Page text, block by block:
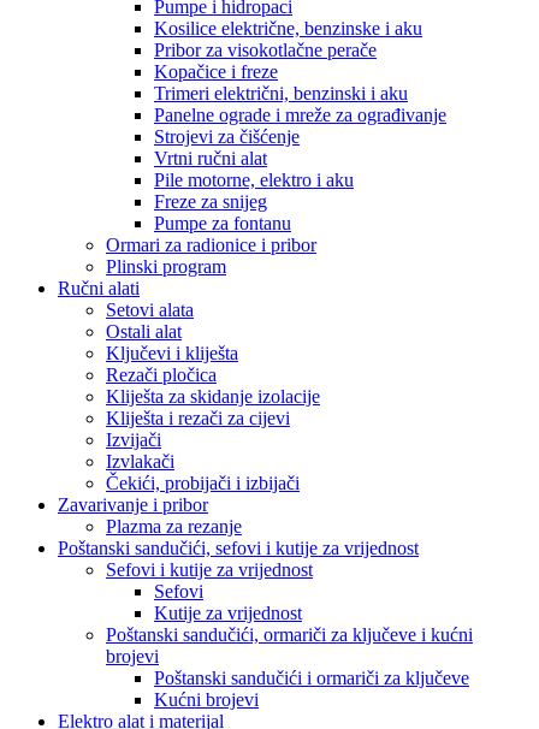
Pumpe i hidropaci
Kosilice električne, benzinske i aku
Pribor za visokotlačne perače
Kopačice i freze
Trimeri električni, benzinski i aku
Panelne ograde i mreže za ograđivanje
Strojevi za čišćenje
Vrtni ručni alat
Pile motorne, elektro i aku
Freze za snijeg
Pumpe za fontanu
Ormari za radionice i pribor
Plinski program
Ručni alati
Setovi alata
Ostali alat
Ključevi i kliješta
Rezači pločica
Kliješta za skidanje izolacije
Kliješta i rezači za cijevi
Izvijači
Izvlakači
Čekići, probijači i izbijači
Zavarivanje i pribor
Plazma za rezanje
Poštanski sandučići, sefovi i kutije za vrijednost
Sefovi i kutije za vrijednost
Sefovi
Kutije za vrijednost
Poštanski sandučići, ormariči za ključeve i kućni
brojevi
Poštanski sandučići i ormariči za ključeve
Kućni brojevi
Elektro alat i materijal